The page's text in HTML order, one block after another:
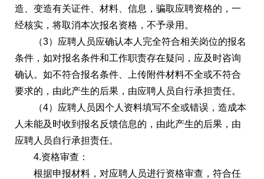
造、变造有关证件、材料、信息，骗取应聘资格的，一
经核实，将取消本次报名资格，不予录用。
（3）应聘人员应确认本人完全符合相关岗位的报名
条件，如对报名条件和工作职责存在疑问，应及时咨询
确认。如不符合报名条件、上传附件材料不全或不符合
要求的，由此产生的后果，由应聘人员自行承担责任。
（4）应聘人员因个人资料填写不全或错误，造成本
人未能及时收到报名反馈信息的，由此产生的后果，由
应聘人员自行承担责任。
4.资格审查：
根据申报材料，对应聘人员进行资格审查，符合任